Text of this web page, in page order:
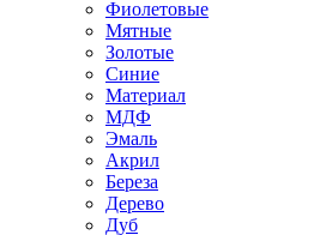
Фиолетовые
Мятные
Золотые
Синие
Материал
МДФ
Эмаль
Акрил
Береза
Дерево
Дуб